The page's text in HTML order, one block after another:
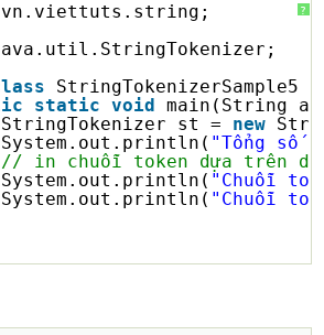
?
vn.viettuts.string;
StringTokenizerSample5 {
static void
main(String
StringTokenizer st = new
System.out.println( "Tổng số
// in chuỗi token dựa trên
System.out.println( "Chuỗi
System.out.println( "Chuỗi